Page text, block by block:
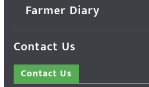
Farmer Diary
Contact Us
Contact Us